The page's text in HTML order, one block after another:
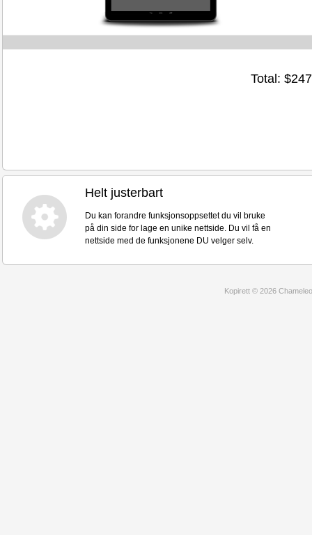
Total: $247
Helt justerbart
Du kan forandre funksjonsoppsettet du vil bruke
på din side for lage en unike nettside. Du vil få en
nettside med de funksjonene DU velger selv.
Kopirett © 2026